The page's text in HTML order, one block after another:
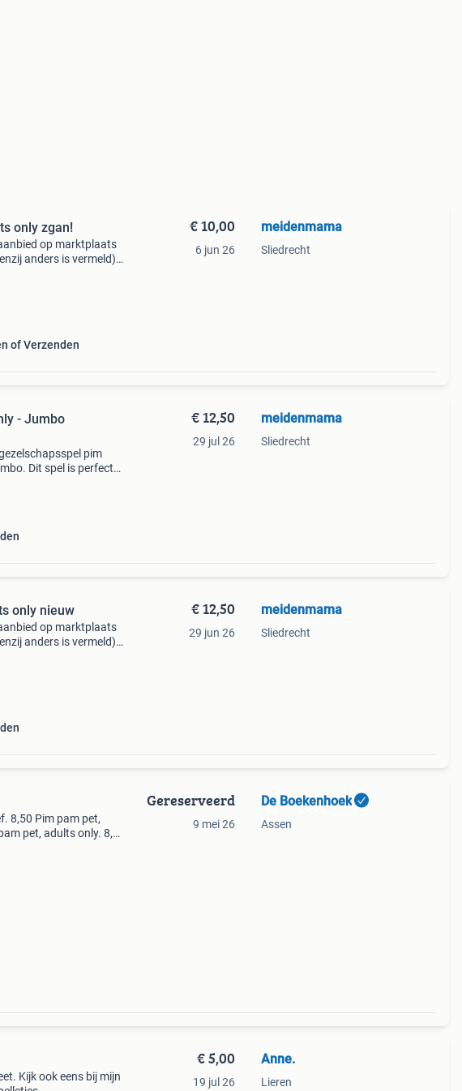
only zgan!
op marktplaats
anders is vermeld)
of Verzenden
€ 10,00
6 jun 26
meidenmama
Sliedrecht
- Jumbo
pim
Dit spel is perfect
€ 12,50
29 jul 26
meidenmama
Sliedrecht
only nieuw
op marktplaats
anders is vermeld)
€ 12,50
29 jun 26
meidenmama
Sliedrecht
8,50 Pim pam pet,
pet, adults only. 8,50
Gereserveerd
9 mei 26
De Boekenhoek
Assen
Kijk ook eens bij mijn
€ 5,00
19 jul 26
Anne.
Lieren